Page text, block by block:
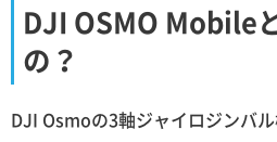
DJI OSMO Mobile
の？
DJI Osmoの3軸ジャイロジンバ